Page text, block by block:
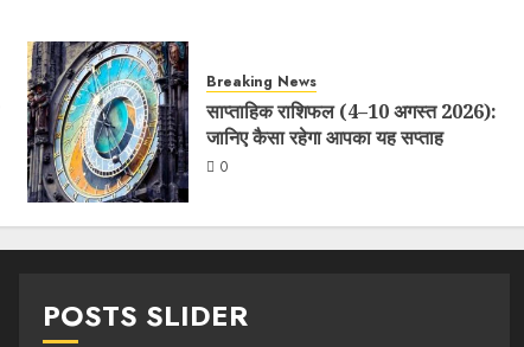
Breaking News
साप्ताहिक राशिफल (4–10 अगस्त 2026):
जानिए कैसा रहेगा आपका यह सप्ताह
0
POSTS SLIDER